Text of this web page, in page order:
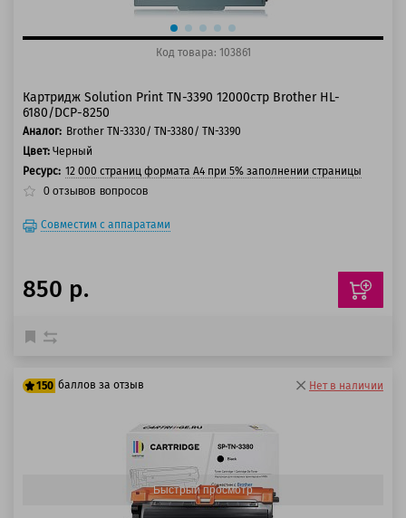
Код товара: 103861
Картридж Solution Print TN-3390 12000стр Brother HL-
6180/DCP-8250
Аналог: Brother TN-3330/ TN-3380/ TN-3390
Цвет: Черный
Ресурс: 12 000 страниц формата А4 при 5% заполнении страницы
0 отзывов вопросов
Совместим с аппаратами
850 р.
150 баллов за отзыв Нет в наличии
Быстрый просмотр